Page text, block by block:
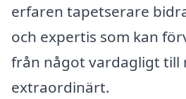
erfaren tapetserare
och expertis som kan
från något vardagligt till
extraordinärt.